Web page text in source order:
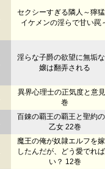
セクシーすぎる隣人～獰
イケメンの淫らで甘い罠
淫らな子爵の欲望に無垢
嬢は翻弄される
異界心理士の正気度と意
巻
百錬の覇王の覇王と聖約
乙女 22巻
魔王の俺が奴隷エルフを
したんだが、どう愛でれ
い？ 12巻